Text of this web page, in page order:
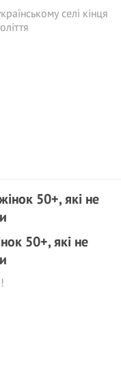
селі кінця
50+, які не